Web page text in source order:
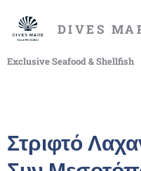
DIVES
Exclusive Seafood & Shellfish
Στριφτό